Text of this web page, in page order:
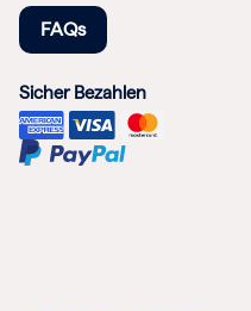
FAQs
Sicher Bezahlen